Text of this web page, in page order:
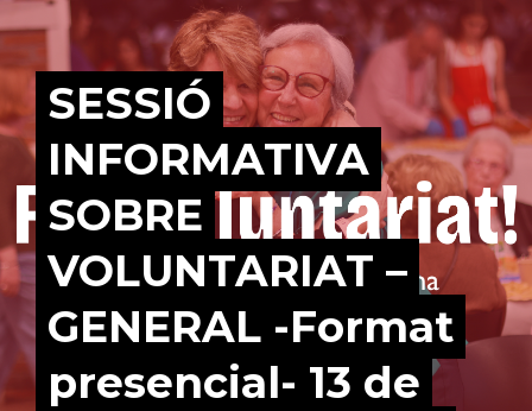
SESSIÓ
INFORMATIVA
SOBRE
VOLUNTARIAT –
GENERAL -Format
presencial- 13 de